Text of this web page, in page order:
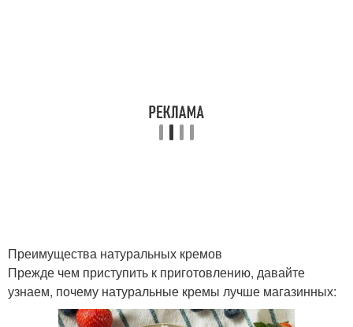
Маски для жирной кожи Кожи от увлажнения
Кожа с помощью Кожа от ухода
Преимущества натуральных кремов
Прежде чем приступить к приготовлению, давайте
узнаем, почему натуральные кремы лучше магазинных: